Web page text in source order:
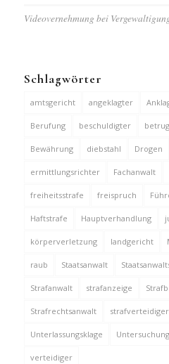
Videovernehmung bei
Schlagwörter
amtsgericht angeklagter
Berufung beschuldigter betrug
Bewährung diebstahl Drogen
ermittlungsrichter Fachanwalt
freiheitsstrafe freispruch
Haftstrafe Hauptverhandlung
körperverletzung landgericht
raub Staatsanwalt
Strafanwalt strafanzeige
Strafrechtsanwalt strafverteidiger
Unterlassungsklage
verteidiger